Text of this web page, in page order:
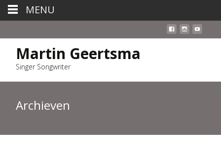
Martin Geertsma
Singer Songwriter
Archieven
MENU